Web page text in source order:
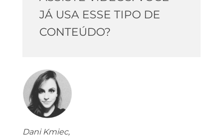
JÁ USA ESSE TIPO DE
CONTEÚDO?
Dani Kmiec,